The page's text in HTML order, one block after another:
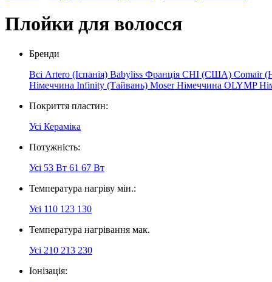
Плойки для волосся
Бренди
Всі Artero (Іспанія) Babyliss Франція CHI (США) Comair
Німеччина Infinity (Тайвань) Moser Німеччина OLYMP
Покриття пластин:
Усі Кераміка
Потужність:
Усі 53 Вт 61 67 Вт
Температура нагріву мін.:
Усі 110 123 130
Температура нагрівання мак.
Усі 210 213 230
Іонізація: